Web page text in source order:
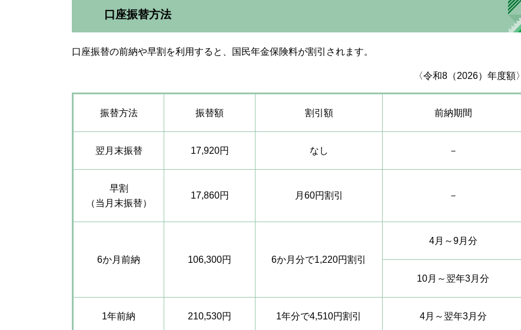
口座振替方法
口座振替の前納や早割を利用すると、国民年金保険料が割引されます。
〈令和8（2026）年度額〉
振替方法 振替額 割引額 前納期間
翌月末振替 17,920円 なし －
早割
（当月末振替）
17,860円 月60円割引 －
6か月前納 106,300円 6か月分で1,220円割引
4月～9月分
10月～翌年3月分
1年前納 210,530円 1年分で4,510円割引 4月～翌年3月分